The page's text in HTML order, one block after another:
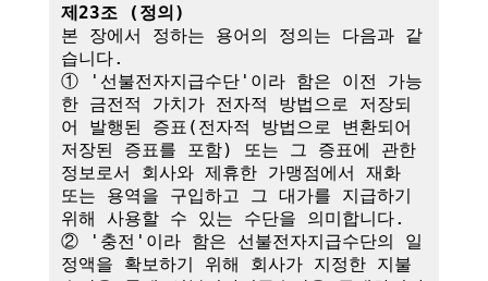
제23조 (정의)
본 장에서 정하는 용어의 정의는 다음과 같
습니다.
① '선불전자지급수단'이라 함은 이전 가능
한 금전적 가치가 전자적 방법으로 저장되
어 발행된 증표(전자적 방법으로 변환되어
저장된 증표를 포함) 또는 그 증표에 관한
정보로서 회사와 제휴한 가맹점에서 재화
또는 용역을 구입하고 그 대가를 지급하기
위해 사용할 수 있는 수단을 의미합니다.
② '충전'이라 함은 선불전자지급수단의 일
정액을 확보하기 위해 회사가 지정한 지불